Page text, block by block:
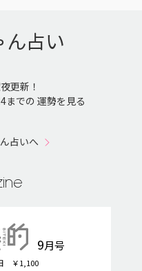
ん占い
更新！
までの 運勢を見る
占いへ
9月号
￥1,100